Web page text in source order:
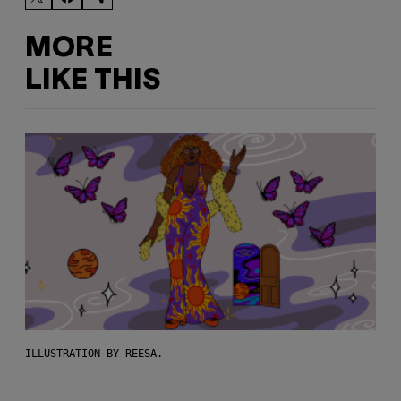
MORE
LIKE THIS
ILLUSTRATION BY REESA.